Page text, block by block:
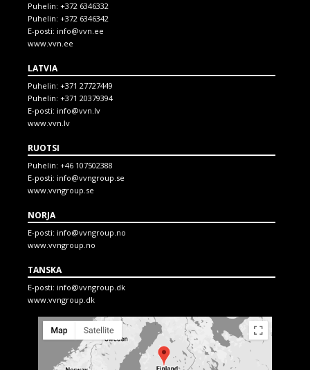
Puhelin: +372 6346332
Puhelin: +372 6346342
E-posti: info@vvn.ee
www.vvn.ee
LATVIA
Puhelin: +371 27727449
Puhelin: +371 20379394
E-posti: info@vvn.lv
www.vvn.lv
RUOTSI
Puhelin: +46 107502388
E-posti: info@vvngroup.se
www.vvngroup.se
NORJA
E-posti: info@vvngroup.no
www.vvngroup.no
TANSKA
E-posti: info@vvngroup.dk
www.vvngroup.dk